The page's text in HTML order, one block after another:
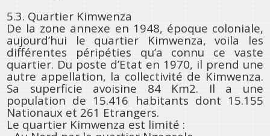
5.3. Quartier Kimwenza
De la zone annexe en 1948, époque coloniale,
aujourd’hui le quartier Kimwenza, voila les
différentes péripéties qu’a connu ce vaste
quartier. Du poste d’Etat en 1970, il prend une
autre appellation, la collectivité de Kimwenza.
Sa superficie avoisine 84 Km2. Il a une
population de 15.416 habitants dont 15.155
Nationaux et 261 Etrangers.
Le quartier Kimwenza est limité :